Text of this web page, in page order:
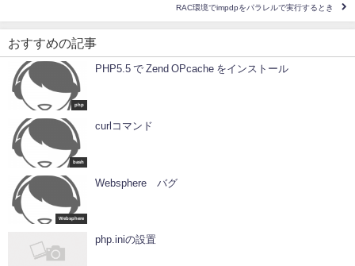
RAC環境でimpdpをパラレルで実行するとき
おすすめの記事
php
PHP5.5 で Zend OPcache をインストール
bash
curlコマンド
Websphere
Websphere バグ
php.iniの設置